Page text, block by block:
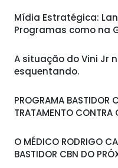
Mídia Estratégica:
Programas como na
A situação do Vini Jr
esquentando.
PROGRAMA BASTIDOR
TRATAMENTO CONTRA
O MÉDICO RODRIGO
BASTIDOR CBN DO